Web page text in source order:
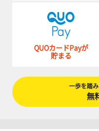
QUOカードPayが
貯まる
一歩を踏
無